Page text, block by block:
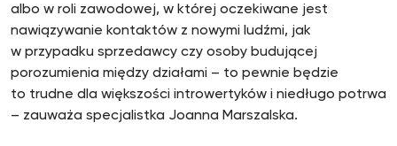
albo w roli zawodowej, w której oczekiwane jest
nawiązywanie kontaktów z nowymi ludźmi, jak
w przypadku sprzedawcy czy osoby budującej
porozumienia między działami – to pewnie będzie
to trudne dla większości introwertyków i niedługo potrwa
– zauważa specjalistka Joanna Marszalska.